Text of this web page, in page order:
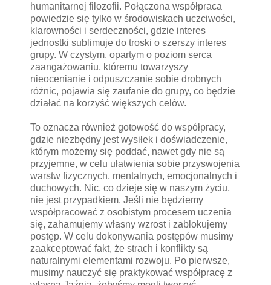
humanitarnej filozofii. Połączona współpraca
powiedzie się tylko w środowiskach uczciwości,
klarowności i serdeczności, gdzie interes
jednostki sublimuje do troski o szerszy interes
grupy. W czystym, opartym o poziom serca
zaangażowaniu, któremu towarzyszy
nieocenianie i odpuszczanie sobie drobnych
różnic, pojawia się zaufanie do grupy, co będzie
działać na korzyść większych celów.
To oznacza również gotowość do współpracy,
gdzie niezbędny jest wysiłek i doświadczenie,
którym możemy się poddać, nawet gdy nie są
przyjemne, w celu ułatwienia sobie przyswojenia
warstw fizycznych, mentalnych, emocjonalnych i
duchowych. Nic, co dzieje się w naszym życiu,
nie jest przypadkiem. Jeśli nie będziemy
współpracować z osobistym procesem uczenia
się, zahamujemy własny wzrost i zablokujemy
postęp. W celu dokonywania postępów musimy
zaakceptować fakt, że strach i konflikty są
naturalnymi elementami rozwoju. Po pierwsze,
musimy nauczyć się praktykować współpracę z